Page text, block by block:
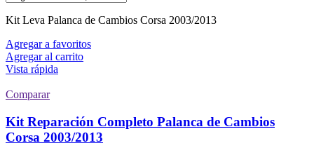
Kit Leva Palanca de Cambios Corsa 2003/2013
Agregar a favoritos
Agregar al carrito
Vista rápida
Comparar
Kit Reparación Completo Palanca de Cambios
Corsa 2003/2013